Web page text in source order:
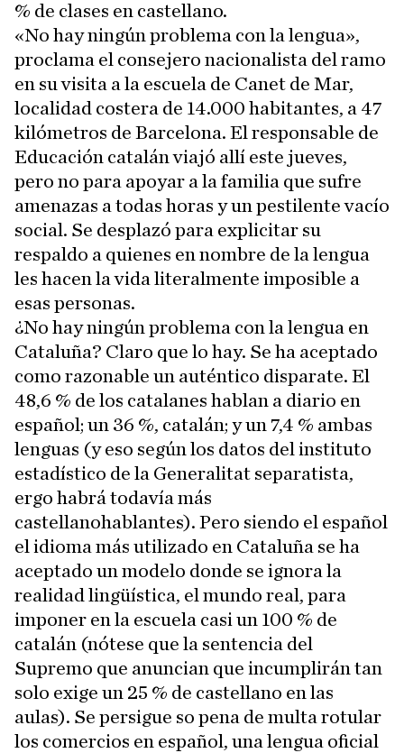
% de clases en castellano.
«No hay ningún problema con la lengua»,
proclama el consejero nacionalista del ramo
en su visita a la escuela de Canet de Mar,
localidad costera de 14.000 habitantes, a 47
kilómetros de Barcelona. El responsable de
Educación catalán viajó allí este jueves,
pero no para apoyar a la familia que sufre
amenazas a todas horas y un pestilente vacío
social. Se desplazó para explicitar su
respaldo a quienes en nombre de la lengua
les hacen la vida literalmente imposible a
esas personas.
¿No hay ningún problema con la lengua en
Cataluña? Claro que lo hay. Se ha aceptado
como razonable un auténtico disparate. El
48,6 % de los catalanes hablan a diario en
español; un 36 %, catalán; y un 7,4 % ambas
lenguas (y eso según los datos del instituto
estadístico de la Generalitat separatista,
ergo habrá todavía más
castellanohablantes). Pero siendo el español
el idioma más utilizado en Cataluña se ha
aceptado un modelo donde se ignora la
realidad lingüística, el mundo real, para
imponer en la escuela casi un 100 % de
catalán (nótese que la sentencia del
Supremo que anuncian que incumplirán tan
solo exige un 25 % de castellano en las
aulas). Se persigue so pena de multa rotular
los comercios en español, una lengua oficial